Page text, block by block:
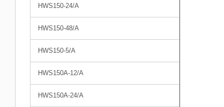
HWS150-24/A
HWS150-48/A
HWS150-5/A
HWS150A-12/A
HWS150A-24/A